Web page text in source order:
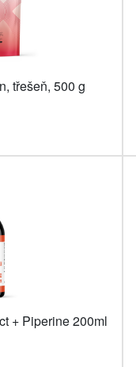
třešeň, 500 g
+ Piperine 200ml